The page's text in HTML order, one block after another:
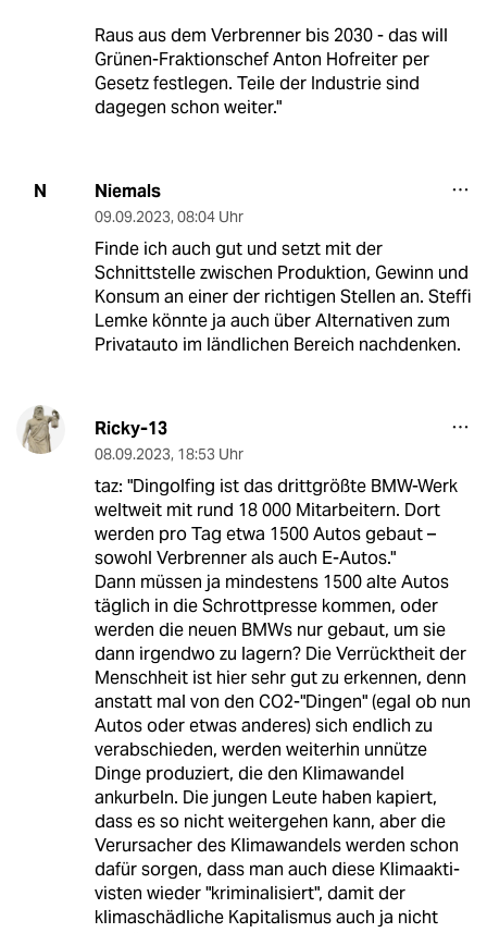
Raus aus dem Verbrenner bis 2030 - das will
Grünen-Fraktionschef Anton Hofreiter per
Gesetz festlegen. Teile der Industrie sind
dagegen schon weiter."
N Niemals
09.09.2023, 08:04 Uhr
Finde ich auch gut und setzt mit der
Schnittstelle zwischen Produktion, Gewinn und
Konsum an einer der richtigen Stellen an. Steffi
Lemke könnte ja auch über Alternativen zum
Privatauto im ländlichen Bereich nachdenken.
Ricky-13
08.09.2023, 18:53 Uhr
taz: "Dingolfing ist das drittgrößte BMW-Werk
weltweit mit rund 18 000 Mitarbeitern. Dort
werden pro Tag etwa 1500 Autos gebaut –
sowohl Verbrenner als auch E-Autos."
Dann müssen ja mindestens 1500 alte Autos
täglich in die Schrottpresse kommen, oder
werden die neuen BMWs nur gebaut, um sie
dann irgendwo zu lagern? Die Verrücktheit der
Menschheit ist hier sehr gut zu erkennen, denn
anstatt mal von den CO2-"Dingen" (egal ob nun
Autos oder etwas anderes) sich endlich zu
verabschieden, werden weiterhin unnütze
Dinge produziert, die den Klimawandel
ankurbeln. Die jungen Leute haben kapiert,
dass es so nicht weitergehen kann, aber die
Verursacher des Klimawandels werden schon
dafür sorgen, dass man auch diese Kli­maa­kti­
vis­t­en wieder "kriminalisiert", damit der
klimaschädliche Kapitalismus auch ja nicht